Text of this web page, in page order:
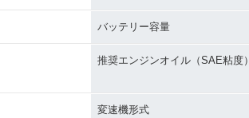
バッテリー容量
推奨エンジンオイル（SAE粘度）
変速機形式